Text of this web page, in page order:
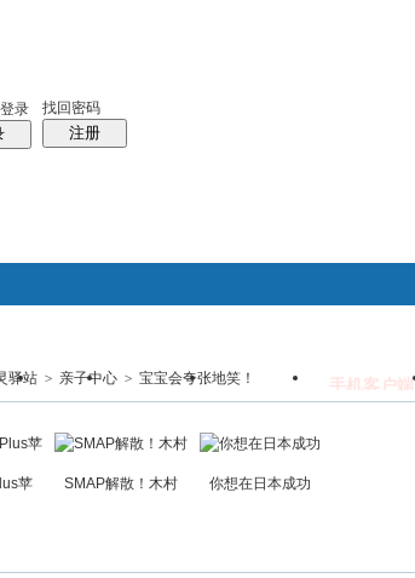
录 找回密码
注册
群组 日本百科 免费留学 手机客户端
帖子
搜索
驿站 > 亲子中心 > 宝宝会夸张地笑！
苹 SMAP解散！木村 你想在日本成功